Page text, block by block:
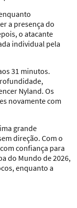
a presença do
o atacante
individual pela
31 minutos.
Nyland. Os
novamente com
grande
direção. Com o
confiança para
do Mundo de 2026,
enquanto a